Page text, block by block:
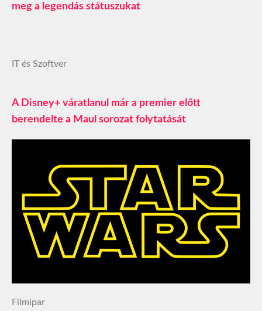
meg a legendás státuszukat
IT és Szoftver
A Disney+ váratlanul már a premier előtt
berendelte a Maul sorozat folytatását
Filmipar